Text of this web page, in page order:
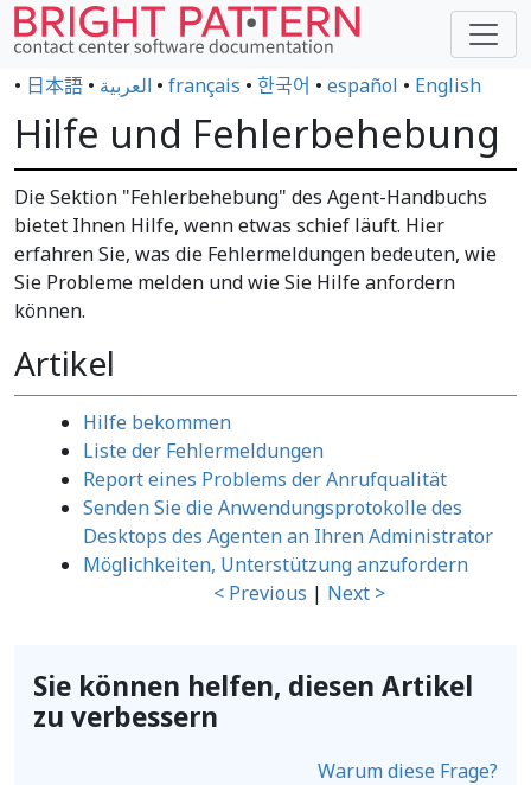
• 日本語 • العربية • français • 한국어 • español • English
Hilfe und Fehlerbehebung
Die Sektion "Fehlerbehebung" des Agent-Handbuchs
bietet Ihnen Hilfe, wenn etwas schief läuft. Hier
erfahren Sie, was die Fehlermeldungen bedeuten, wie
Sie Probleme melden und wie Sie Hilfe anfordern
können.
Artikel
Hilfe bekommen
Liste der Fehlermeldungen
Report eines Problems der Anrufqualität
Senden Sie die Anwendungsprotokolle des
Desktops des Agenten an Ihren Administrator
Möglichkeiten, Unterstützung anzufordern
< Previous | Next >
Sie können helfen, diesen Artikel
zu verbessern
Warum diese Frage?